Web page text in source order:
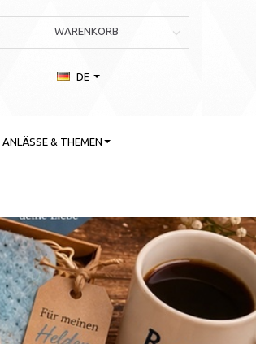
WARENKORB
DE
ANLÄSSE & THEMEN